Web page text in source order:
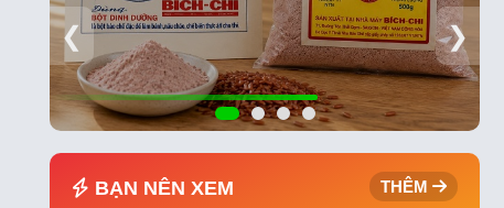
❮ ❯
BẠN NÊN XEM THÊM